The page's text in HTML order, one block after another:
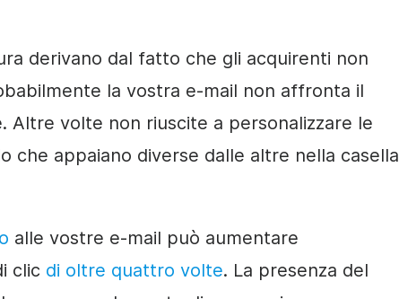
derivano dal fatto che gli acquirenti non
la vostra e-mail non affronta il
Altre volte non riuscite a personalizzare le
che appaiano diverse dalle altre nella casella
alle vostre e-mail può aumentare
clic di oltre quattro volte. La presenza del